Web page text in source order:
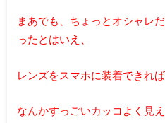
まあでも、ちょっとオシャレ
ったとはいえ、
レンズをスマホに装着できれば
なんかすっごいカッコよく見え